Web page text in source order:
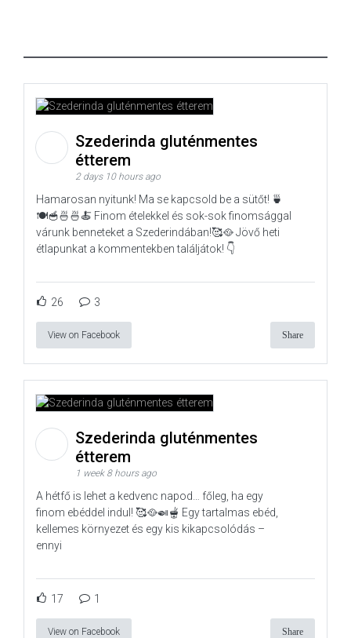
Szederinda gluténmentes
étterem
2 days 10 hours ago
Hamarosan nyitunk! Ma se kapcsold be a sütőt! 🍵
🍽️🥣🍜🍜🍝 Finom ételekkel és sok-sok finomsággal
várunk benneteket a Szederindában!🥰🥘 Jövő heti
étlapunkat a kommentekben találjátok! 👇
26 3
View on Facebook Share
Szederinda gluténmentes
étterem
1 week 8 hours ago
A hétfő is lehet a kedvenc napod… főleg, ha egy
finom ebéddel indul! 🥰🥘🍛🫕 Egy tartalmas ebéd,
kellemes környezet és egy kis kikapcsolódás –
ennyi
17 1
View on Facebook Share